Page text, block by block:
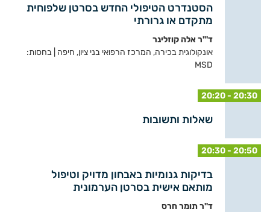
הסטנדרט הטיפולי החדש בסרטן שלפוחית
מתקדם או גרורתי
ד'"ר אלה קוזלינר
אונקולוגית בכירה, המרכז הרפואי בני ציון, חיפה | בחסות:
MSD
20:20 - 20:30
שאלות ותשובות
20:30 - 20:50
בדיקות גנומיות באבחון מדויק וטיפול
מותאם אישית בסרטן הערמונית
ד"ר תומר חרס